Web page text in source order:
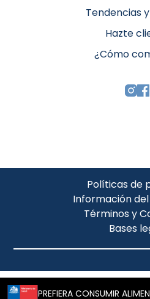
PREFIERA CONSUMIR
Tendencias
Hazte
¿Cómo
Políticas de
Información
Términos y
Bases